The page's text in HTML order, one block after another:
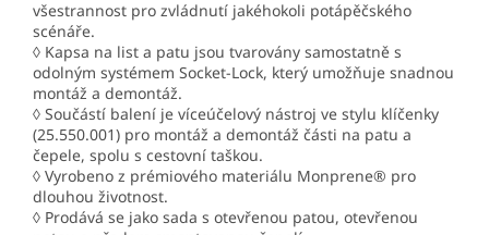
všestrannost pro zvládnutí jakéhokoli potápěčského
scénáře.
◊ Kapsa na list a patu jsou tvarovány samostatně s
odolným systémem Socket-Lock, který umožňuje snadnou
montáž a demontáž.
◊ Součástí balení je víceúčelový nástroj ve stylu klíčenky
(25.550.001) pro montáž a demontáž části na patu a
čepele, spolu s cestovní taškou.
◊ Vyrobeno z prémiového materiálu Monprene® pro
dlouhou životnost.
◊ Prodává se jako sada s otevřenou patou, otevřenou